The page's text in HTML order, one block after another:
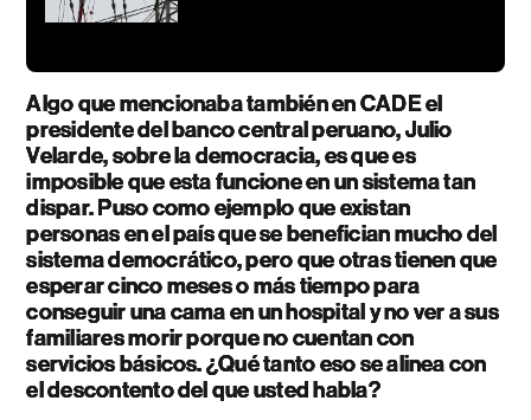
Algo que mencionaba también en CADE el
presidente del banco central peruano, Julio
Velarde, sobre la democracia, es que es
imposible que esta funcione en un sistema tan
dispar. Puso como ejemplo que existan
personas en el país que se benefician mucho del
sistema democrático, pero que otras tienen que
esperar cinco meses o más tiempo para
conseguir una cama en un hospital y no ver a sus
familiares morir porque no cuentan con
servicios básicos. ¿Qué tanto eso se alinea con
el descontento del que usted habla?